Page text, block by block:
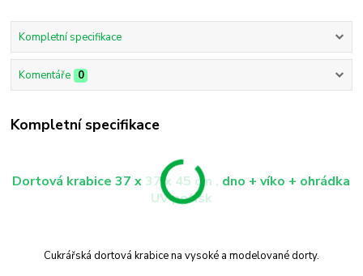
Kompletní specifikace
Komentáře 0
Kompletní specifikace
Dortová krabice 37 x 37 x 45 cm , dno + víko + ohrádka
UV potisk
Cukrářská dortová krabice na vysoké a modelované dorty.